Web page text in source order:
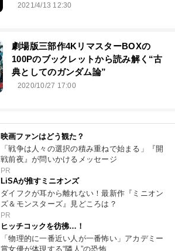
2021/4/13 12:30
劇場版三部作4KリマスターBOXの
100Pのブックレットから読み解く“古
典としてのガンダム論”
2020/10/27 17:00
映画ファンはどう観た？
「戦争は人々の選択の積み重ねで始まる」『開
戦前夜』が問いかけるメッセージ
PR
LiSAが推すミニオンズ
ダイフクが耳から離れない！最新作『ミニオン
ズ＆モンスターズ』見どころは？
PR
ヒッチコックを彷彿…！
「物理的に一番近い人が一番怖い」アカデミー
賞女優が体現する“隣人”の恐怖